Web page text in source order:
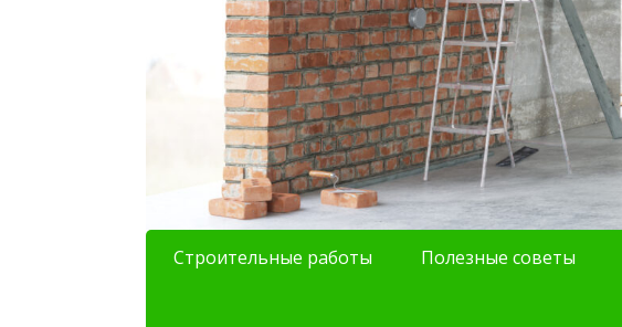
Строительные работы Полезные советы